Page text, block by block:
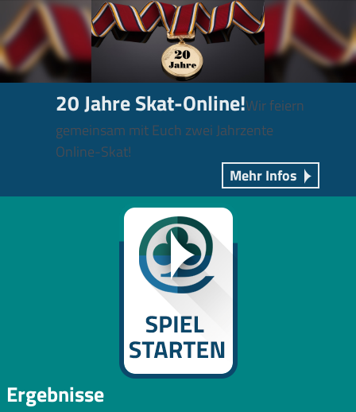
20 Jahre Skat-Online!Wir feiern
gemeinsam mit Euch zwei Jahrzente
Online-Skat!
Mehr Infos
Ergebnisse